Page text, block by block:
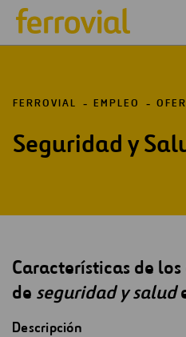
FERROVIAL EMPLEO
Seguridad y
Características de
de seguridad y salud
Descripción